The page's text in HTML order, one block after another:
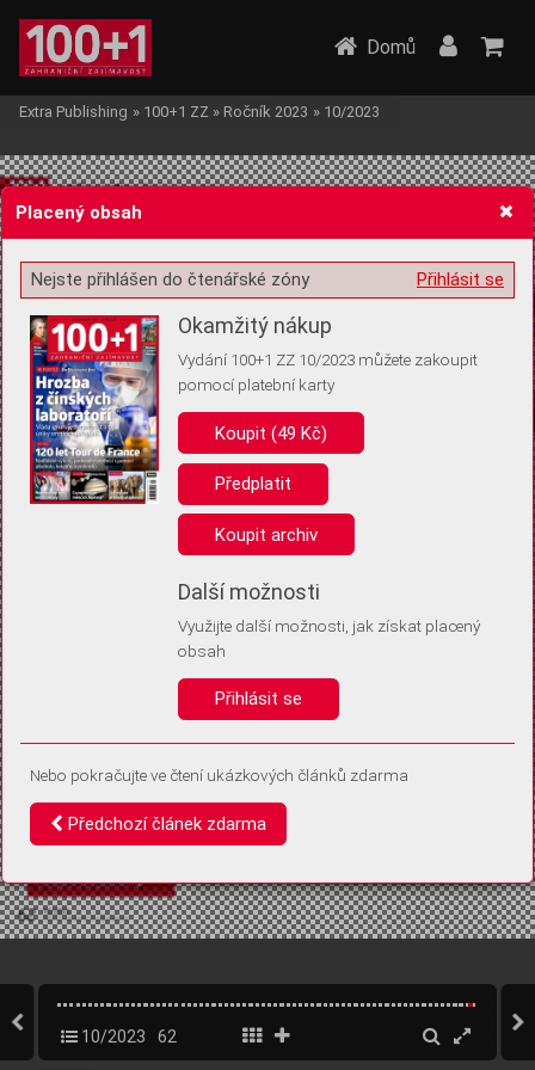
Žádost o souhlas s ukládáním volitelných informací
Pro základní fungování webu nepotřebujeme ukládat žádné informace
(tzv. cookies apod.). Rádi bychom vás ale požádali o souhlas s
uložením volitelných informací:
Anonymní unikátní ID
Díky němu příště poznáme, že se jedná o stejné zařízení, a
Identifikátor je zcela anonymní.
Vaše souhlasy a odmítnutí si ukládáme do vašeho zařízení, abychom se
vás už příště znovu neptali. Můžete je kdykoli později upravit ve Správě
Domů
Extra Publishing » 100+1 ZZ » Ročník 2023 » 10/2023
10/2023 62
Placený obsah
Přihlásit se
Nejste přihlášen do čtenářské zóny
Okamžitý nákup
Vydání 100+1 ZZ 10/2023 můžete zakoupit
pomocí platební karty
Koupit (49 Kč)
Předplatit
Koupit archiv
Další možnosti
Využijte další možnosti, jak získat placený
obsah
Přihlásit se
Nebo pokračujte ve čtení ukázkových článků zdarma
Předchozí článek zdarma